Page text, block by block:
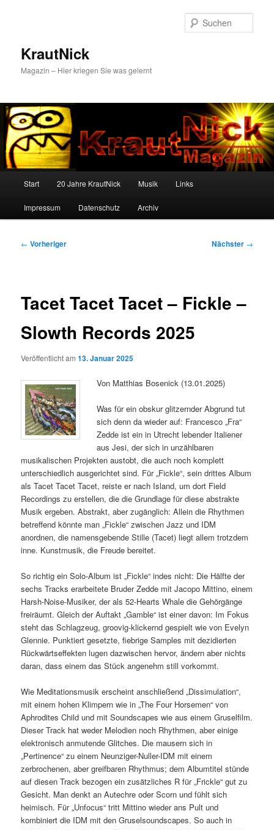
KrautNick
Magazin – Hier kriegen Sie was gelernt
Start 20 Jahre KrautNick Musik Links
Impressum Datenschutz Archiv
Beitragsnavigation
← Vorheriger Nächster →
Tacet Tacet Tacet – Fickle –
Slowth Records 2025
Veröffentlicht am13. Januar 2025
Von Matthias Bosenick (13.01.2025)
Was für ein obskur glitzernder Abgrund tut
sich denn da wieder auf: Francesco „Fra“
Zedde ist ein in Utrecht lebender Italiener
aus Jesi, der sich in unzählbaren
musikalischen Projekten austobt, die auch noch komplett
unterschiedlich ausgerichtet sind. Für „Fickle“, sein drittes Album
als Tacet Tacet Tacet, reiste er nach Island, um dort Field
Recordings zu erstellen, die die Grundlage für diese abstrakte
Musik ergeben. Abstrakt, aber zugänglich: Allein die Rhythmen
betreffend könnte man „Fickle“ zwischen Jazz und IDM
anordnen, die namensgebende Stille (Tacet) liegt allem trotzdem
inne. Kunstmusik, die Freude bereitet.
So richtig ein Solo-Album ist „Fickle“ indes nicht: Die Hälfte der
sechs Tracks erarbeitete Bruder Zedde mit Jacopo Mittino, einem
Harsh-Noise-Musiker, der als 52-Hearts Whale die Gehörgänge
freiräumt. Gleich der Auftakt „Gamble“ ist einer davon: Im Fokus
steht das Schlagzeug, groovig-klickernd gespielt wie von Evelyn
Glennie. Punktiert gesetzte, fiebrige Samples mit dezidierten
Rückwärtseffekten lugen dazwischen hervor, ändern aber nichts
daran, dass einem das Stück angenehm still vorkommt.
Wie Meditationsmusik erscheint anschließend „Dissimulation“,
mit einem hohen Klimpern wie in „The Four Horsemen“ von
Aphrodites Child und mit Soundscapes wie aus einem Gruselfilm.
Dieser Track hat weder Melodien noch Rhythmen, aber einige
elektronisch anmutende Glitches. Die mausern sich in
„Pertinence“ zu einem Neunziger-Nuller-IDM mit einem
zerbrochenen, aber greifbaren Rhythmus; dem Albumtitel stünde
auf diesen Track bezogen ein zusätzliches R für „Frickle“ gut zu
Gesicht. Man denkt an Autechre oder Scorn und fühlt sich
heimisch. Für „Unfocus“ tritt Mittino wieder ans Pult und
kombiniert die IDM mit den Gruselsoundscapes. So auch in